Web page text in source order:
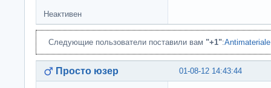
Неактивен
Следующие пользователи поставили вам "+1":Antimateriale
01-08-12 14:43:44
Просто юзер